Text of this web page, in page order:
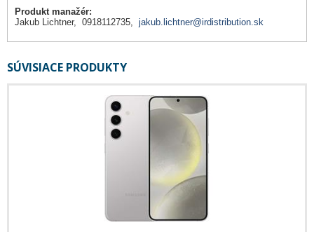
Produkt manažér:
Jakub Lichtner, 0918112735, jakub.lichtner@irdistribution.sk
SÚVISIACE PRODUKTY